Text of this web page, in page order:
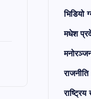
भिडियो
मधेश
राजनीति